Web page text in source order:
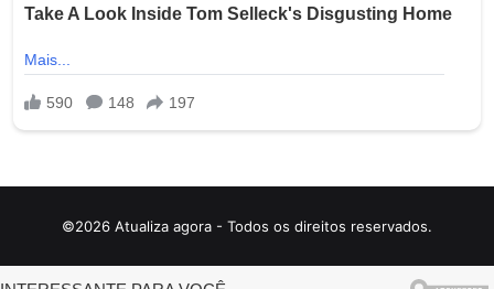
©2026 Atualiza agora - Todos os direitos reservados.